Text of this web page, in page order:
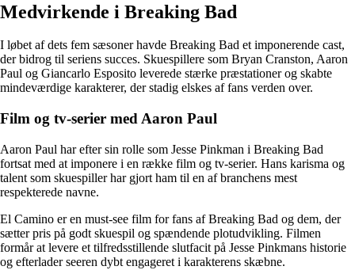
Medvirkende i Breaking Bad
I løbet af dets fem sæsoner havde Breaking Bad et imponerende cast,
der bidrog til seriens succes. Skuespillere som Bryan Cranston, Aaron
Paul og Giancarlo Esposito leverede stærke præstationer og skabte
mindeværdige karakterer, der stadig elskes af fans verden over.
Film og tv-serier med Aaron Paul
Aaron Paul har efter sin rolle som Jesse Pinkman i Breaking Bad
fortsat med at imponere i en række film og tv-serier. Hans karisma og
talent som skuespiller har gjort ham til en af branchens mest
respekterede navne.
El Camino er en must-see film for fans af Breaking Bad og dem, der
sætter pris på godt skuespil og spændende plotudvikling. Filmen
formår at levere et tilfredsstillende slutfacit på Jesse Pinkmans historie
og efterlader seeren dybt engageret i karakterens skæbne.